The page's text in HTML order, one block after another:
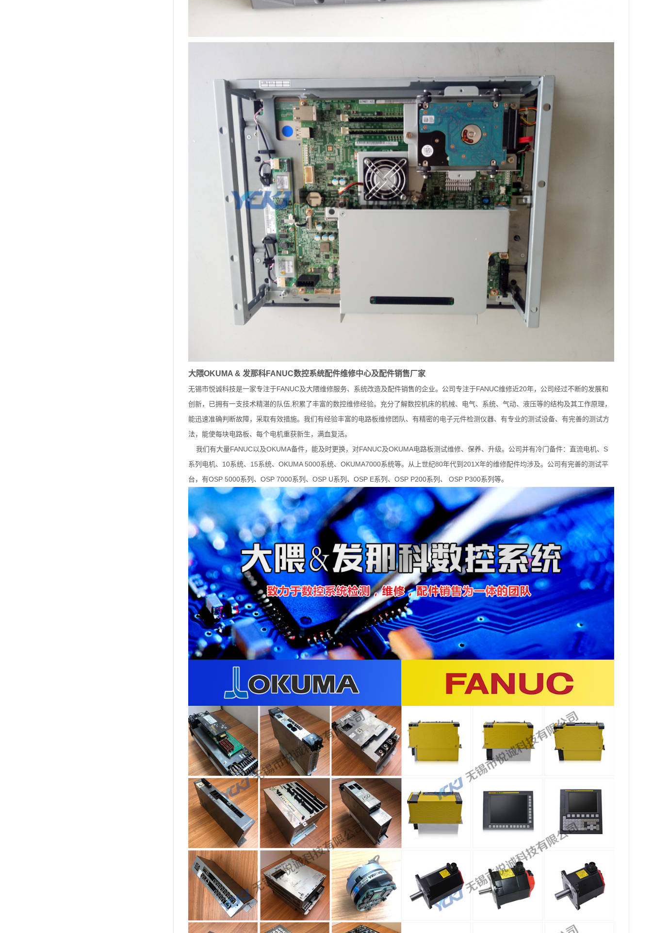
大隈OKUMA & 发那科FANUC数控系统配件维修中心及配件销售厂家
无锡市悦诚科技是一家专注于FANUC及大隈维修服务、系统改造及配件销售的企业。公司专注于FANUC维修近20年，公司经过不断的发展和
创新，已拥有一支技术精湛的队伍 积累了丰富的数控维修经验。充分了解数控机床的机械、电气、系统、气动、液压等的结构及其工作原理，
能迅速准确判断故障，采取有效措施。我们有经验丰富的电路板维修团队、有精密的电子元件检测仪器、有专业的测试设备、有完善的测试方
法，能使每块电路板、每个电机重获新生，满血复活。
我们有大量FANUC以及OKUMA备件，能及时更换，对FANUC及OKUMA电路板测试维修、保养、升级。公司并有冷门备件：直流电机、 S
系列电机、 10系统、 15系统、 OKUMA 5000系统、 OKUMA7000系统等。从上世纪80年代到 201X年的维修配件均涉及。公司有完善的测试平
台，有OSP 5000系列、 OSP 7000系列、 OSP U系列、 OSP E系列、 OSP P200系列、 OSP P300系列等。